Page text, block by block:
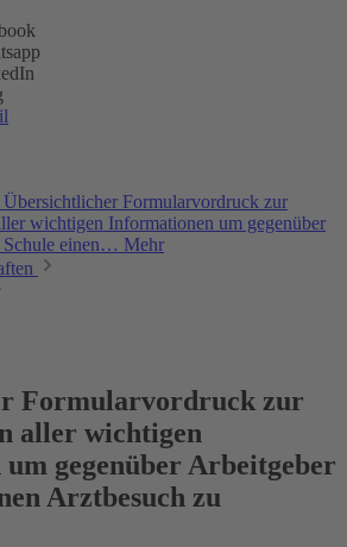
Übersichtlicher Formularvordruck zur
wichtigen Informationen um gegenüber
Schule einen… Mehr
Formularvordruck zur
aller wichtigen
gegenüber Arbeitgeber
Arztbesuch zu